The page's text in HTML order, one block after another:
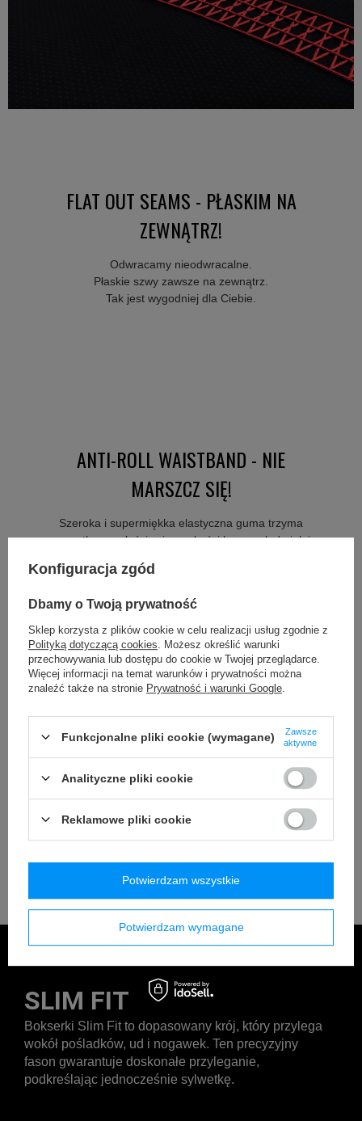
FLAT OUT SEAMS - PŁASKIM NA
ZEWNĄTRZ!
Odwracamy nieodwracalne.
Płaskie szwy zawsze na zewnątrz.
Tak jest wygodniej dla Ciebie.
ANTI-ROLL WAISTBAND - NIE
MARSZCZ SIĘ!
Szeroka i supermiękka elastyczna guma trzyma
wszystko na właściwej wysokości bez względu jak i
Nie marszczymy Freda.
SLIM FIT
Bokserki Slim Fit to dopasowany krój, który przylega
wokół pośladków, ud i nogawek. Ten precyzyjny
fason gwarantuje doskonałe przyleganie,
podkreślając jednocześnie sylwetkę.
Konfiguracja zgód
Dbamy o Twoją prywatność
Sklep korzysta z plików cookie w celu realizacji usług zgodnie z
Polityką dotyczącą cookies . Możesz określić warunki
przechowywania lub dostępu do cookie w Twojej przeglądarce.
Więcej informacji na temat warunków i prywatności można
znaleźć także na stronie Prywatność i warunki Google
Funkcjonalne pliki cookie (wymagane)
Zawsze
aktywne
Analityczne pliki cookie
Reklamowe pliki cookie
Potwierdzam wymagane
Potwierdzam wszystkie